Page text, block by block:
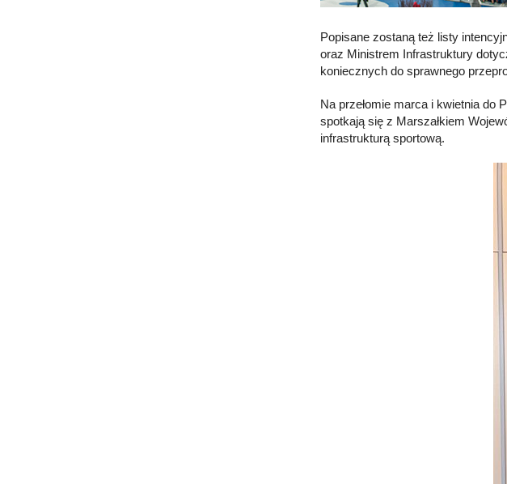
Popisane zostaną też listy
oraz Ministrem Infrastruktury
koniecznych do sprawnego
Na przełomie marca i kwietnia do
spotkają się z Marszałkiem
infrastrukturą sportową.